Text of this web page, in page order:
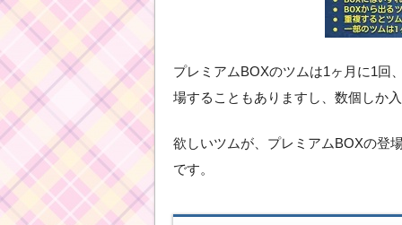
プレミアムBOXのツムは1ヶ月に1回
場することもありますし、数個しか
欲しいツムが、プレミアムBOXの登
です。